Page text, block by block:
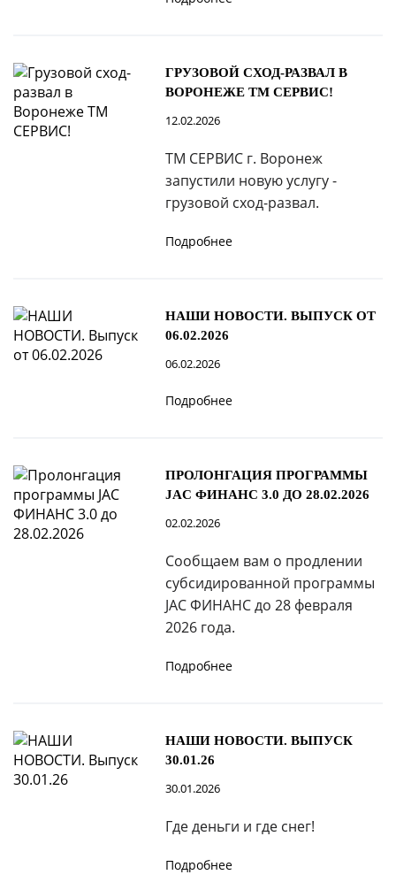
ГРУЗОВОЙ СХОД-РАЗВАЛ В
ВОРОНЕЖЕ ТМ СЕРВИС!
12.02.2026
ТМ СЕРВИС г. Воронеж
запустили новую услугу -
грузовой сход-развал.
Подробнее
НАШИ НОВОСТИ. ВЫПУСК ОТ
06.02.2026
06.02.2026
Подробнее
ПРОЛОНГАЦИЯ ПРОГРАММЫ
JAC ФИНАНС 3.0 ДО 28.02.2026
02.02.2026
Сообщаем вам о продлении
субсидированной программы
JAC ФИНАНС до 28 февраля
2026 года.
Подробнее
НАШИ НОВОСТИ. ВЫПУСК
30.01.26
30.01.2026
Где деньги и где снег!
Подробнее